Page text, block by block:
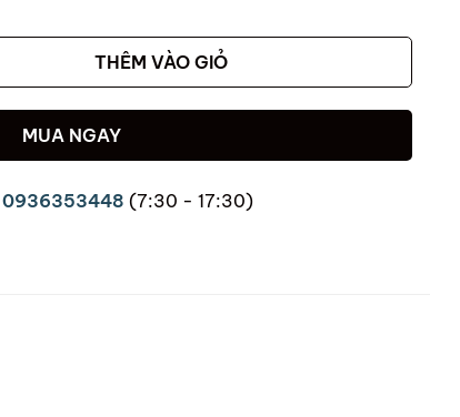
THÊM VÀO GIỎ
MUA NGAY
0936353448 (7:30 - 17:30)